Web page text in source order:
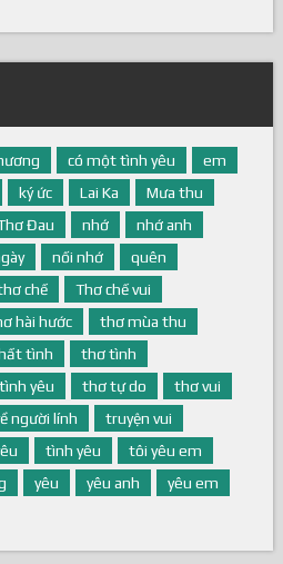
có một tình yêu
em
ký ức Lai Ka
Mưa thu
Đau nhớ
nhớ anh
nối nhớ
quên
chế
Thơ chế vui
hài hước
thơ mùa thu
tình
thơ tình
yêu thơ tự do
thơ vui
người lính
truyện vui
tình yêu
tôi yêu em
yêu yêu anh
yêu em